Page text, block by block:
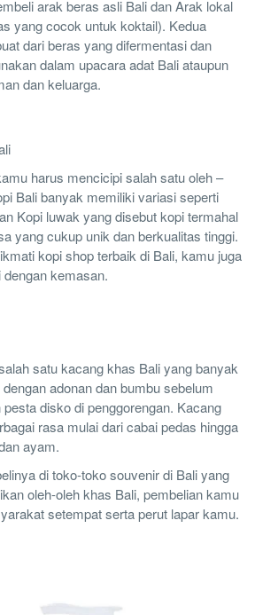
arak beras asli Bali dan Arak lokal
yang cocok untuk koktail). Kedua
dari beras yang difermentasi dan
dalam upacara adat Bali ataupun
dan keluarga.
harus mencicipi salah satu oleh –
Bali banyak memiliki variasi seperti
Kopi luwak yang disebut kopi termahal
yang cukup unik dan berkualitas tinggi.
kopi shop terbaik di Bali, kamu juga
kemasan.
satu kacang khas Bali yang banyak
adonan dan bumbu sebelum
disko di penggorengan. Kacang
rasa mulai dari cabai pedas hingga
ayam.
di toko-toko souvenir di Bali yang
oleh-oleh khas Bali, pembelian kamu
setempat serta perut lapar kamu.